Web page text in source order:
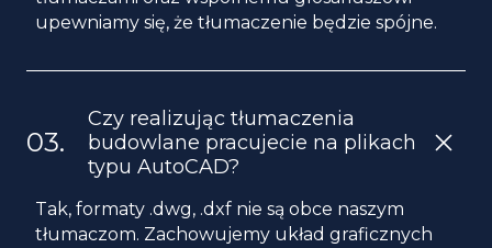
upewniamy się, że tłumaczenie będzie spójne.
Czy realizując tłumaczenia
budowlane pracujecie na plikach
typu AutoCAD?
Tak, formaty .dwg, .dxf nie są obce naszym
tłumaczom. Zachowujemy układ graficznych